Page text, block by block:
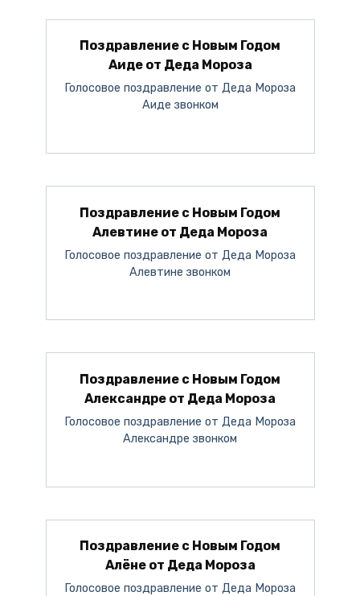
Поздравление с Новым Годом
Аиде от Деда Мороза
Голосовое поздравление от Деда Мороза
Аиде звонком
Поздравление с Новым Годом
Алевтине от Деда Мороза
Голосовое поздравление от Деда Мороза
Алевтине звонком
Поздравление с Новым Годом
Александре от Деда Мороза
Голосовое поздравление от Деда Мороза
Александре звонком
Поздравление с Новым Годом
Алёне от Деда Мороза
Голосовое поздравление от Деда Мороза